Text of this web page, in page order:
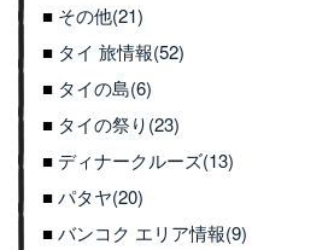
その他(21)
タイ 旅情報(52)
タイの島(6)
タイの祭り(23)
ディナークルーズ(13)
パタヤ(20)
バンコク エリア情報(9)